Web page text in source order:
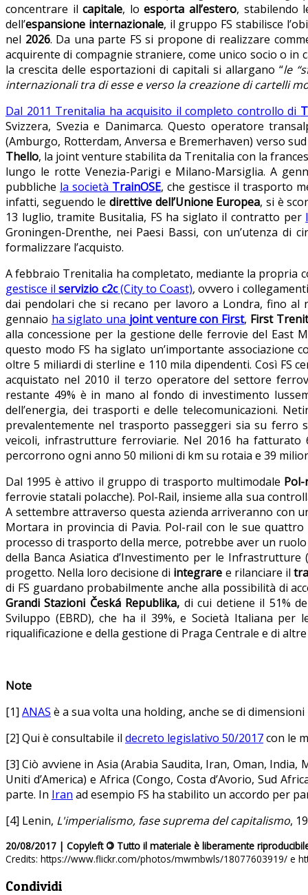
concentrare ilcapitale, loesporta all’estero, stabilendo
dell’espansione internazionale, il gruppo FS stabilisce
nel 2026. Da una parte FS si propone di realizzare
acquirente di compagnie straniere, come unico socio o
la crescita delle esportazioni di capitali si allargano “le
internazionali tra di esse e verso la creazione di cartelli
Dal 2011 Trenitalia ha acquisito il completo controllo di
Svizzera, Svezia e Danimarca. Questo operatore
(Amburgo, Rotterdam, Anversa e Bremerhaven) verso
Thello, la joint venture stabilita da Trenitalia con la
lungo le rotte Venezia-Parigi e Milano-Marsiglia. A
pubbliche la società TrainOSE, che gestisce il trasporto
infatti, seguendo le direttive dell’Unione Europea, si è
13 luglio, tramite Busitalia, FS ha siglato il contratto per
Groningen-Drenthe, nei Paesi Bassi, con un’utenza di
formalizzare l’acquisto.
A febbraio Trenitalia ha completato, mediante la propria
gestisce ilservizio c2c(City to Coast), ovvero i
dai pendolari che si recano per lavoro a Londra, fino
gennaio ha siglato una joint venture con First, First
alla concessione per la gestione delle ferrovie del East
questo modo FS ha siglato un’importante
oltre 5 miliardi di sterline e 110 mila dipendenti. Così FS
acquistato nel 2010 il terzo operatore del settore
restante 49% è in mano al fondo di investimento
dell’energia, dei trasporti e delle telecomunicazioni.
prevalentemente nel trasporto passeggeri sia su ferro
veicoli, infrastrutture ferroviarie. Nel 2016 ha
percorrono ogni anno 50 milioni di km su rotaia e 39
Dal 1995 è attivo il gruppo di trasporto multimodale
ferrovie statali polacche). Pol-Rail, insieme alla sua
A settembre attraverso questa azienda arriveranno con
Mortara in provincia di Pavia. Pol-rail con le sue
processo di trasporto della merce, potrebbe aver un
della Banca Asiatica d’Investimento per le
progetto. Nella loro decisione di integrare e rilanciare il
di FS guardano probabilmente anche alla possibilità di
Grandi Stazioni Česká Republika, di cui detiene il 51%
Sviluppo (EBRD), che ha il 39%, e Società Italiana per
riqualificazione e della gestione di Praga Centrale e di
Note
[1] ANAS è a sua volta una holding, anche se di
[2] Qui è consultabile il decreto legislativo 50/2017con le
[3] Ciò avviene in Asia (Arabia Saudita, Iran, Oman,
Uniti d’America) e Africa (Congo, Costa d’Avorio, Sud
parte. In Iran ad esempio FS ha stabilito un accordo per
[4] Lenin, L'imperialismo, fase suprema del capitalismo,
20/08/2017 | Copyleft © Tutto il materiale è liberamente
Credits: https://www.flickr.com/photos/mwmbwls/18077603919/ e
Condividi